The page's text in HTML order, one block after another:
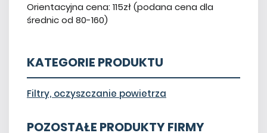
Orientacyjna cena: 115zł (podana cena dla
średnic od 80-160)
KATEGORIE PRODUKTU
Filtry, oczyszczanie powietrza
POZOSTAŁE PRODUKTY FIRMY